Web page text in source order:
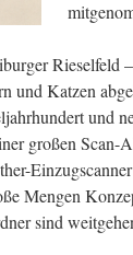
Rie­sel­feld
und Kat­zen
und
gro­ßen
Men­gen
sind